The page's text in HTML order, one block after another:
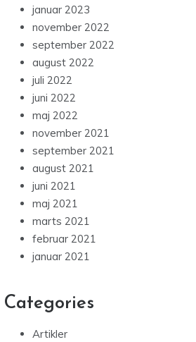
januar 2023
november 2022
september 2022
august 2022
juli 2022
juni 2022
maj 2022
november 2021
september 2021
august 2021
juni 2021
maj 2021
marts 2021
februar 2021
januar 2021
Categories
Artikler